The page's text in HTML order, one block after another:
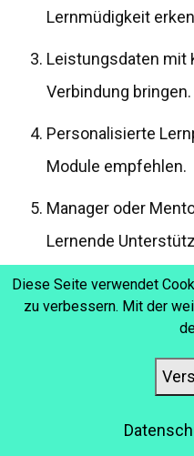
Lernmüdigkeit
Leistungsdaten mit
Verbindung bringen.
Personalisierte
Module empfehlen.
Manager oder
Lernende
Stellen Sie sich KI-
vor, die Signale
übersehen, und handeln,
Diese Seite verwendet
zu verbessern. Mit der